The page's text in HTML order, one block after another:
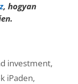
, hogyan
investment,
iPaden,